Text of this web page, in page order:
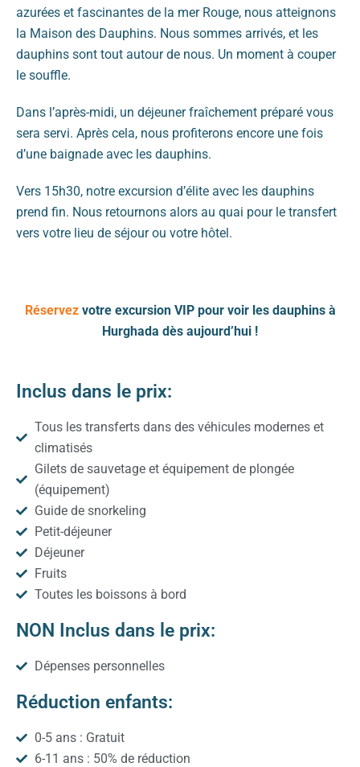
azurées et fascinantes de la mer Rouge, nous atteignons
la Maison des Dauphins. Nous sommes arrivés, et les
dauphins sont tout autour de nous. Un moment à couper
le souffle.
Dans l’après-midi, un déjeuner fraîchement préparé vous
sera servi. Après cela, nous profiterons encore une fois
d’une baignade avec les dauphins.
Vers 15h30, notre excursion d’élite avec les dauphins
prend fin. Nous retournons alors au quai pour le transfert
vers votre lieu de séjour ou votre hôtel.
Réservezvotre excursion VIP pour voir les dauphins à
Hurghada dès aujourd’hui !
Inclus dans le prix:
Tous les transferts dans des véhicules modernes et
climatisés
Gilets de sauvetage et équipement de plongée
(équipement)
Guide de snorkeling
Petit-déjeuner
Déjeuner
Fruits
Toutes les boissons à bord
NON Inclus dans le prix:
Dépenses personnelles
Réduction enfants:
0-5 ans : Gratuit
6-11 ans : 50% de réduction